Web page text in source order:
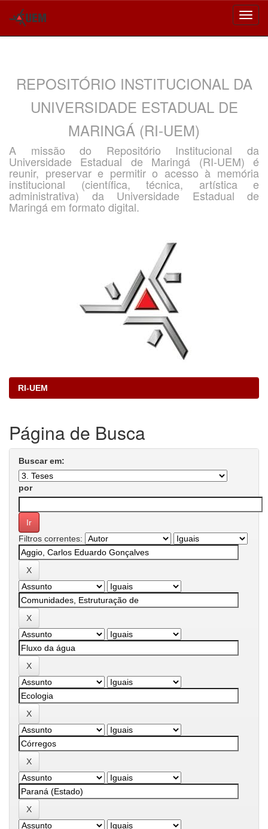
REPOSITÓRIO INSTITUCIONAL DA
UNIVERSIDADE ESTADUAL DE
MARINGÁ (RI-UEM)
A missão do Repositório Institucional da
Universidade Estadual de Maringá (RI-UEM) é
reunir, preservar e permitir o acesso à memória
institucional (científica, técnica, artística e
administrativa) da Universidade Estadual de
Maringá em formato digital.
RI-UEM
Página de Busca
Buscar em:
por
Filtros correntes: